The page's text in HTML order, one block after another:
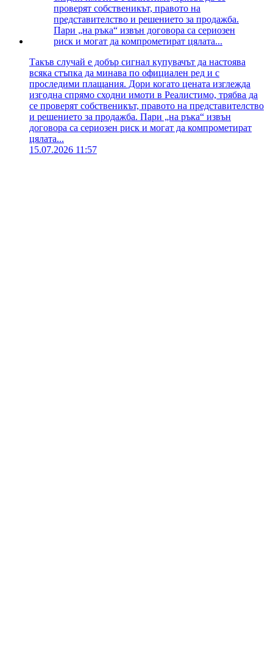
Такъв случай е добър сигнал купувачът да настоява
всяка стъпка да минава по официален ред и с
проследими плащания. Дори когато цената изглежда
изгодна спрямо сходни имоти в Реалистимо, трябва да
се проверят собственикът, правото на представителство
и решението за продажба. Пари „на ръка“ извън
договора са сериозен риск и могат да компрометират
цялата...
15.07.2026 11:57